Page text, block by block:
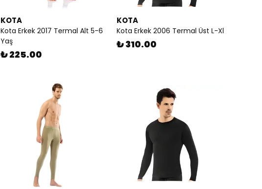
KOTA
Kota Erkek 2017 Termal Alt 5-6
Yaş
₺ 225.00
KOTA
Kota Erkek 2006 Termal Üst L-Xl
₺ 310.00